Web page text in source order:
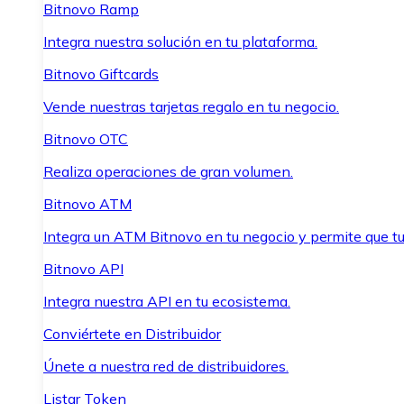
Bitnovo Ramp
Integra nuestra solución en tu plataforma.
Bitnovo Giftcards
Vende nuestras tarjetas regalo en tu negocio.
Bitnovo OTC
Realiza operaciones de gran volumen.
Bitnovo ATM
Integra un ATM Bitnovo en tu negocio y permite que
Bitnovo API
Integra nuestra API en tu ecosistema.
Conviértete en Distribuidor
Únete a nuestra red de distribuidores.
Listar Token